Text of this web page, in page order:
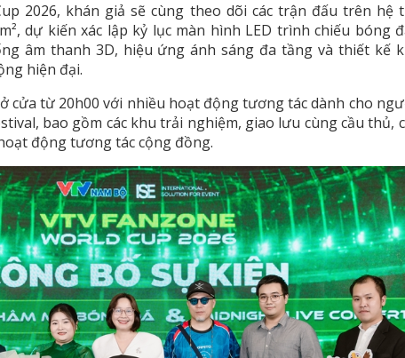
2026, khán giả sẽ cùng theo dõi các trận đấu trên hệ
dự kiến xác lập kỷ lục màn hình LED trình chiếu bóng
âm thanh 3D, hiệu ứng ánh sáng đa tầng và thiết kế
hiện đại.
cửa từ 20h00 với nhiều hoạt động tương tác dành cho
bao gồm các khu trải nghiệm, giao lưu cùng cầu thủ,
động tương tác cộng đồng.